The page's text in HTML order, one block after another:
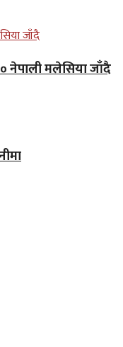
नेपाली मलेसिया जाँदै